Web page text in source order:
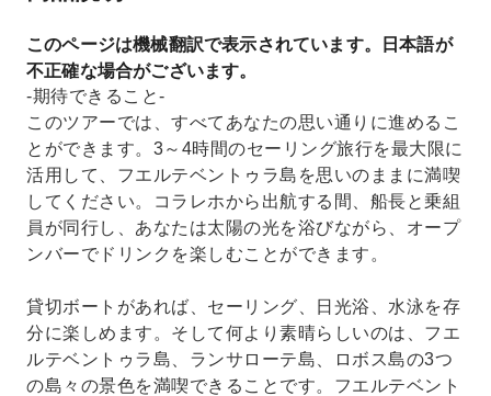
このページは機械翻訳で表示されています。日本語が
不正確な場合がございます。
-期待できること-
このツアーでは、すべてあなたの思い通りに進めるこ
とができます。3～4時間のセーリング旅行を最大限に
活用して、フエルテベントゥラ島を思いのままに満喫
してください。コラレホから出航する間、船長と乗組
員が同行し、あなたは太陽の光を浴びながら、オープ
ンバーでドリンクを楽しむことができます。
貸切ボートがあれば、セーリング、日光浴、水泳を存
分に楽しめます。そして何より素晴らしいのは、フエ
ルテベントゥラ島、ランサローテ島、ロボス島の3つ
の島々の景色を満喫できることです。フエルテベント